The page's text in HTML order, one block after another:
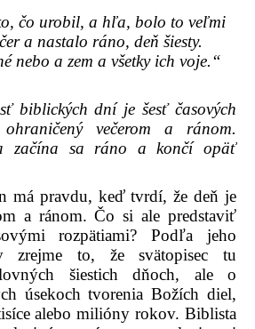
čo urobil, a hľa, bolo to veľmi
a nastalo ráno, deň šiesty.
nebo a zem a všetky ich voje.“
biblických dní je šesť časových
večerom a ránom.
začína sa ráno a končí opäť
má pravdu, keď tvrdí, že deň je
a ránom. Čo si ale predstaviť
rozpätiami? Podľa jeho
zrejme to, že svätopisec tu
šiestich dňoch, ale o
úsekoch tvorenia Božích diel,
alebo milióny rokov. Biblista